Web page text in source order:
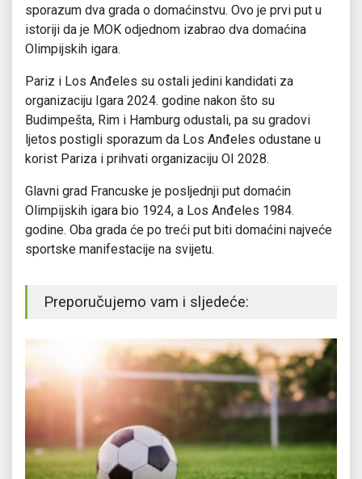
sporazum dva grada o domaćinstvu. Ovo je prvi put u
istoriji da je MOK odjednom izabrao dva domaćina
Olimpijskih igara.
Pariz i Los Anđeles su ostali jedini kandidati za
organizaciju Igara 2024. godine nakon što su
Budimpešta, Rim i Hamburg odustali, pa su gradovi
ljetos postigli sporazum da Los Anđeles odustane u
korist Pariza i prihvati organizaciju OI 2028.
Glavni grad Francuske je posljednji put domaćin
Olimpijskih igara bio 1924, a Los Anđeles 1984.
godine. Oba grada će po treći put biti domaćini najveće
sportske manifestacije na svijetu.
Preporučujemo vam i sljedeće: